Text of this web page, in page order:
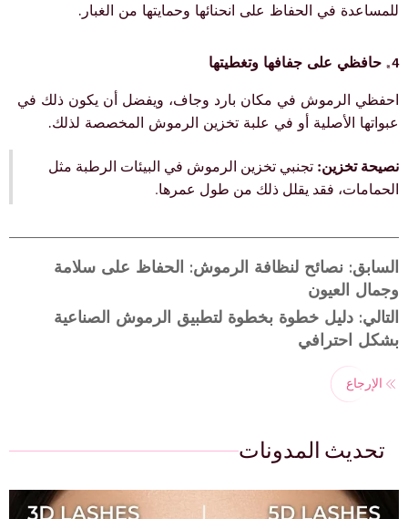
للمساعدة في الحفاظ على انحنائها وحمايتها من الغبار.
4. حافظي على جفافها وتغطيتها
احفظي الرموش في مكان بارد وجاف، ويفضل أن يكون ذلك في
عبواتها الأصلية أو في علبة تخزين الرموش المخصصة لذلك.
نصيحة تخزين: تجنبي تخزين الرموش في البيئات الرطبة مثل
الحمامات، فقد يقلل ذلك من طول عمرها.
السابق: نصائح لنظافة الرموش: الحفاظ على سلامة
وجمال العيون
التالي: دليل خطوة بخطوة لتطبيق الرموش الصناعية
بشكل احترافي
الإرجاع
تحديث المدونات